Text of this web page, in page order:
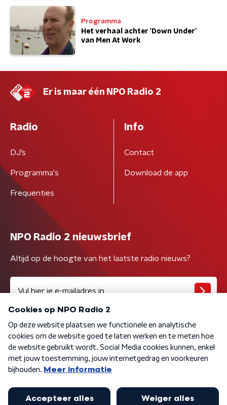
Programma
Het verhaal achter 'Down Under'
van Men At Work
Er is maar één NPO Radio 2
Radio
DJ’s
Programma's
Frequenties
Info
Contact
Download de app
NPO Radio 2 nieuwsbrief
Altijd op de hoogte van het laatste radio nieuws?
Algemene voorwaarden